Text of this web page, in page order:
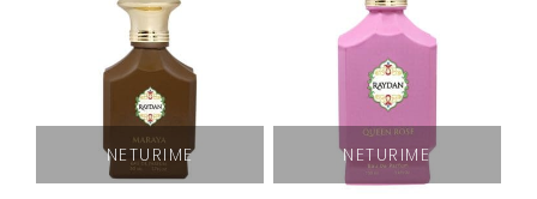
NETURIME NETURIME